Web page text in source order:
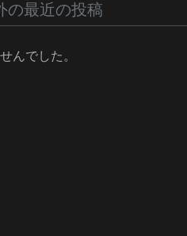
の最近の投稿
んでした。